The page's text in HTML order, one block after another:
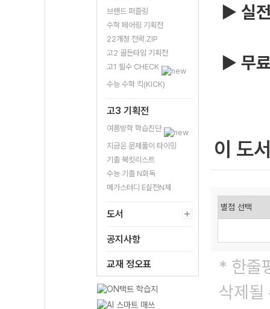
브랜드 퍼즐링
수학 페어링 기획전
22개정 전략.ZIP
고2 골든타임 기획전
고1 필수 CHECK
수능 수학 킥(KICK)
고3 기획전
여름방학 학습진단
지금은 문제풀이 타이밍
기출 북킷리스트
수능 기출 N회독
메가스터디 E실전N제
도서
공지사항
교재 정오표
▶ 실
▶ 무
이 도
* 한줄
삭제될